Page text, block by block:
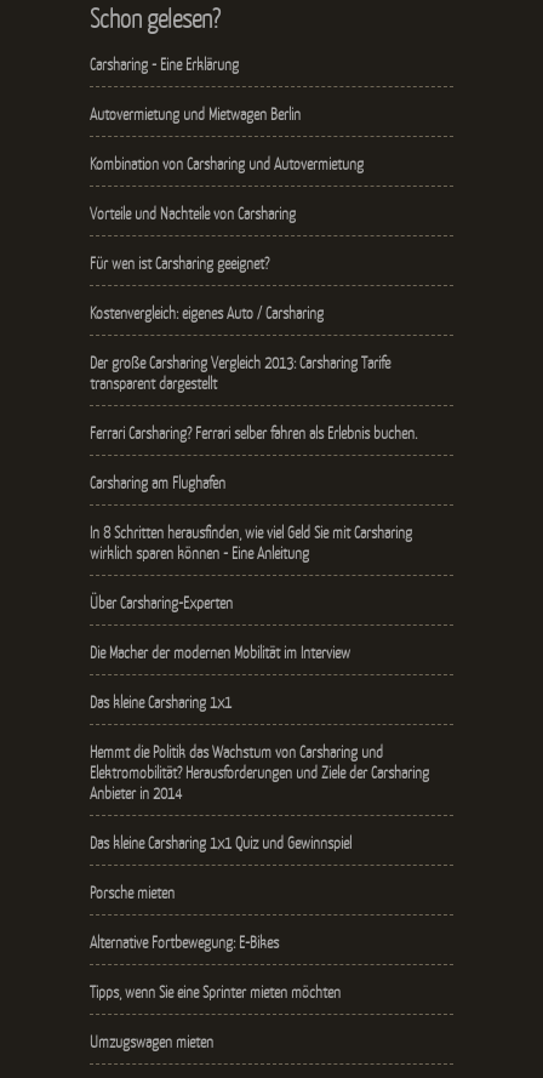
Schon gelesen?
Carsharing - Eine Erklärung
Autovermietung und Mietwagen Berlin
Kombination von Carsharing und Autovermietung
Vorteile und Nachteile von Carsharing
Für wen ist Carsharing geeignet?
Kostenvergleich: eigenes Auto / Carsharing
Der große Carsharing Vergleich 2013: Carsharing Tarife
transparent dargestellt
Ferrari Carsharing? Ferrari selber fahren als Erlebnis buchen.
Carsharing am Flughafen
In 8 Schritten herausfinden, wie viel Geld Sie mit Carsharing
wirklich sparen können - Eine Anleitung
Über Carsharing-Experten
Die Macher der modernen Mobilität im Interview
Das kleine Carsharing 1x1
Hemmt die Politik das Wachstum von Carsharing und
Elektromobilität? Herausforderungen und Ziele der Carsharing
Anbieter in 2014
Das kleine Carsharing 1x1 Quiz und Gewinnspiel
Porsche mieten
Alternative Fortbewegung: E-Bikes
Tipps, wenn Sie eine Sprinter mieten möchten
Umzugswagen mieten